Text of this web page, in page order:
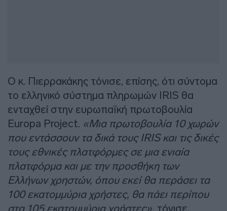
Ο κ. Πιερρακάκης τόνισε, επίσης, ότι σύντομα
το ελληνικό σύστημα πληρωμών IRIS θα
ενταχθεί στην ευρωπαϊκή πρωτοβουλία
Eurοpa Project. «Μια πρωτοβουλία 10 χωρών
που εντάσσουν τα δικά τους IRIS και τις δικές
τους εθνικές πλατφόρμες σε μια ενιαία
πλατφόρμα και με την προσθήκη των
Ελλήνων χρηστών, όπου εκεί θα περάσει τα
100 εκατομμύρια χρήστες, θα πάει περίπου
στα 105 εκατομμύρια χρήστες», τόνισε.